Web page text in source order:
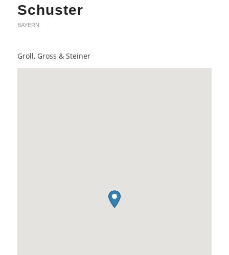
Schuster
BAYERN
Groll, Gross & Steiner